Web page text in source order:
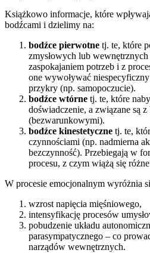
Książkowo informacje, które
bodźcami i dzielimy na:
bodźce pierwotne tj. te, które
zmysłowych lub
zaspokajaniem potrzeb i z
one wywoływać
przykry (np. samopoczucie).
bodźce wtórne tj. te, które
doświadczenie, a związane są
(bezwarunkowymi).
bodźce kinestetyczne tj. te,
czynnościami (np. nadmierna
bezczynność). Przebiegają w
procesu, z czym wiążą się
W procesie emocjonalnym wyróżnia
wzrost napięcia mięśniowego,
intensyfikację procesów
pobudzenie układu
parasympatycznego – co
narządów wewnętrznych.